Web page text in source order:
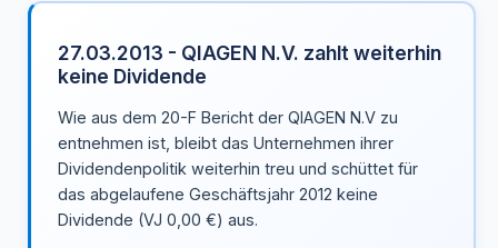
27.03.2013 - QIAGEN N.V. zahlt weiterhin
keine Dividende
Wie aus dem 20-F Bericht der QIAGEN N.V zu
entnehmen ist, bleibt das Unternehmen ihrer
Dividendenpolitik weiterhin treu und schüttet für
das abgelaufene Geschäftsjahr 2012 keine
Dividende (VJ 0,00 €) aus.